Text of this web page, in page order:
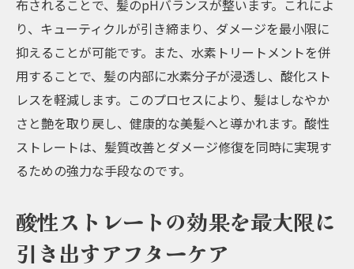
布されることで、髪のpHバランスが整います。これによ
り、キューティクルが引き締まり、ダメージを最小限に
抑えることが可能です。また、水素トリートメントを併
用することで、髪の内部に水素分子が浸透し、酸化スト
レスを軽減します。このプロセスにより、髪はしなやか
さと艶を取り戻し、健康的な美髪へと導かれます。酸性
ストレートは、髪質改善とダメージ修復を同時に実現す
るための強力な手段なのです。
酸性ストレートの効果を最大限に
引き出すアフターケア